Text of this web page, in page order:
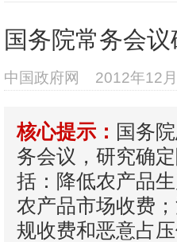
国务院常务会
中国政府网 2012年12
核心提示： 国务
务会议，研究确
括：降低农产品
农产品市场收费
规收费和恶意占